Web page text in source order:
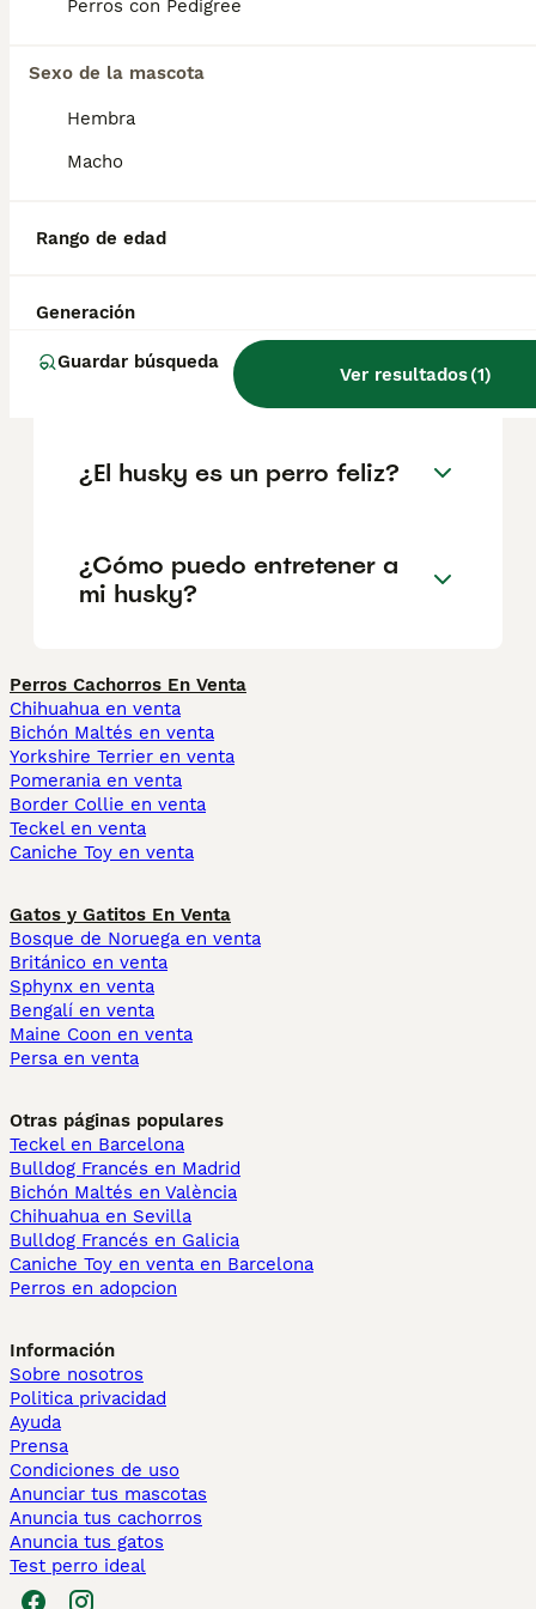
Perros con Pedigree
Sexo de la mascota
Hembra
Macho
Rango de edad
Generación
Guardar búsqueda
Ver resultados(1)
Siberiano en España es de aproximadamente
según factores como el pedigrí, la
¿Cuáles son los 3 tipos de
¿Es un husky siberiano una
buena mascota?
¿El husky es un perro feliz?
¿Cómo puedo entretener a
mi husky?
Perros Cachorros En Venta
Chihuahua en venta
Bichón Maltés en venta
Yorkshire Terrier en venta
Pomerania en venta
Border Collie en venta
Teckel en venta
Caniche Toy en venta
Gatos y Gatitos En Venta
Bosque de Noruega en venta
Británico en venta
Sphynx en venta
Bengalí en venta
Maine Coon en venta
Persa en venta
Otras páginas populares
Teckel en Barcelona
Bulldog Francés en Madrid
Bichón Maltés en València
Chihuahua en Sevilla
Bulldog Francés en Galicia
Caniche Toy en venta en Barcelona
Perros en adopcion
Información
Sobre nosotros
Politica privacidad
Ayuda
Prensa
Condiciones de uso
Anunciar tus mascotas
Anuncia tus cachorros
Anuncia tus gatos
Test perro ideal